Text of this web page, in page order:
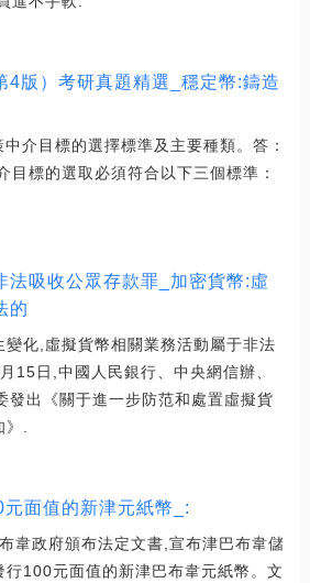
4版）考研真題精選_穩定幣:鑄造
介目標的選擇標準及主要種類。答：
目標的選取必須符合以下三個標準：
法吸收公眾存款罪_加密貨幣:虛
的
化,虛擬貨幣相關業務活動屬于非法
15日,中國人民銀行、中央網信辦、
發出《關于進一步防范和處置虛擬貨
》.
面值的新津元紙幣_:
韋政府頒布法定文書,宣布津巴布韋儲
行100元面值的新津巴布韋元紙幣。文